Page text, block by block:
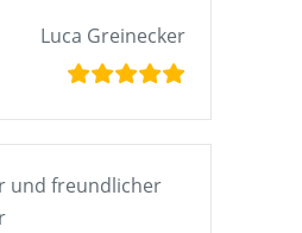
Luca Greinecker
und freundlicher